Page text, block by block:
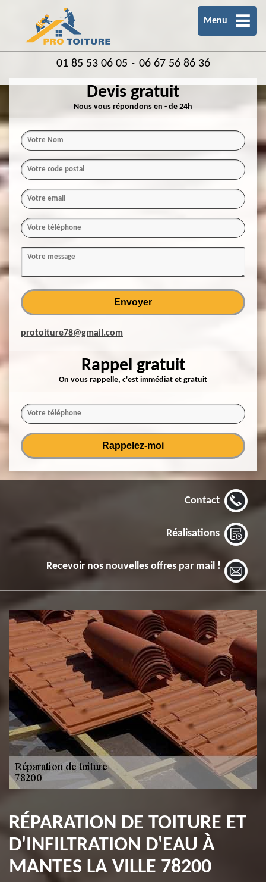
Menu
01 85 53 06 05 - 06 67 56 86 36
Devis gratuit
Nous vous répondons en - de 24h
protoiture78@gmail.com
Rappel gratuit
On vous rappelle, c'est immédiat et gratuit
Contact
Réalisations
Recevoir nos nouvelles offres par mail !
RÉPARATION DE TOITURE ET
D'INFILTRATION D'EAU À
MANTES LA VILLE 78200